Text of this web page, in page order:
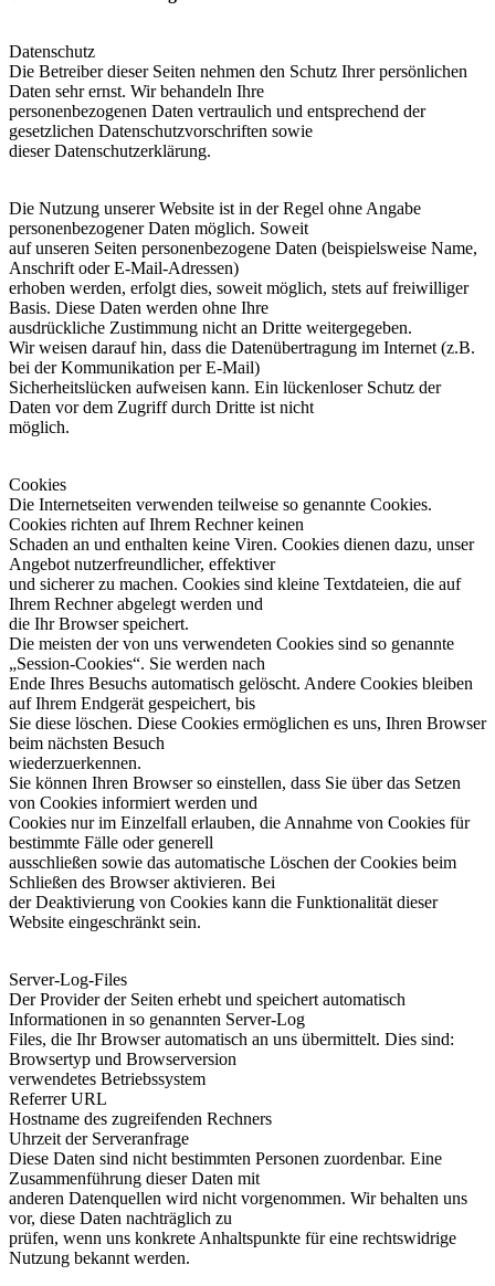
Datenschutz
Die Betreiber dieser Seiten nehmen den Schutz Ihrer persönlichen
Daten sehr ernst. Wir behandeln Ihre
personenbezogenen Daten vertraulich und entsprechend der
gesetzlichen Datenschutzvorschriften sowie
dieser Datenschutzerklärung.
Die Nutzung unserer Website ist in der Regel ohne Angabe
personenbezogener Daten möglich. Soweit
auf unseren Seiten personenbezogene Daten (beispielsweise Name,
Anschrift oder E-Mail-Adressen)
erhoben werden, erfolgt dies, soweit möglich, stets auf freiwilliger
Basis. Diese Daten werden ohne Ihre
ausdrückliche Zustimmung nicht an Dritte weitergegeben.
Wir weisen darauf hin, dass die Datenübertragung im Internet (z.B.
bei der Kommunikation per E-Mail)
Sicherheitslücken aufweisen kann. Ein lückenloser Schutz der
Daten vor dem Zugriff durch Dritte ist nicht
möglich.
Cookies
Die Internetseiten verwenden teilweise so genannte Cookies.
Cookies richten auf Ihrem Rechner keinen
Schaden an und enthalten keine Viren. Cookies dienen dazu, unser
Angebot nutzerfreundlicher, effektiver
und sicherer zu machen. Cookies sind kleine Textdateien, die auf
Ihrem Rechner abgelegt werden und
die Ihr Browser speichert.
Die meisten der von uns verwendeten Cookies sind so genannte
„Session-Cookies“. Sie werden nach
Ende Ihres Besuchs automatisch gelöscht. Andere Cookies bleiben
auf Ihrem Endgerät gespeichert, bis
Sie diese löschen. Diese Cookies ermöglichen es uns, Ihren Browser
beim nächsten Besuch
wiederzuerkennen.
Sie können Ihren Browser so einstellen, dass Sie über das Setzen
von Cookies informiert werden und
Cookies nur im Einzelfall erlauben, die Annahme von Cookies für
bestimmte Fälle oder generell
ausschließen sowie das automatische Löschen der Cookies beim
Schließen des Browser aktivieren. Bei
der Deaktivierung von Cookies kann die Funktionalität dieser
Website eingeschränkt sein.
Server-Log-Files
Der Provider der Seiten erhebt und speichert automatisch
Informationen in so genannten Server-Log
Files, die Ihr Browser automatisch an uns übermittelt. Dies sind:
Browsertyp und Browserversion
verwendetes Betriebssystem
Referrer URL
Hostname des zugreifenden Rechners
Uhrzeit der Serveranfrage
Diese Daten sind nicht bestimmten Personen zuordenbar. Eine
Zusammenführung dieser Daten mit
anderen Datenquellen wird nicht vorgenommen. Wir behalten uns
vor, diese Daten nachträglich zu
prüfen, wenn uns konkrete Anhaltspunkte für eine rechtswidrige
Nutzung bekannt werden.